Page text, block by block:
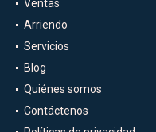
Ventas
Arriendo
Servicios
Blog
Quiénes somos
Contáctenos